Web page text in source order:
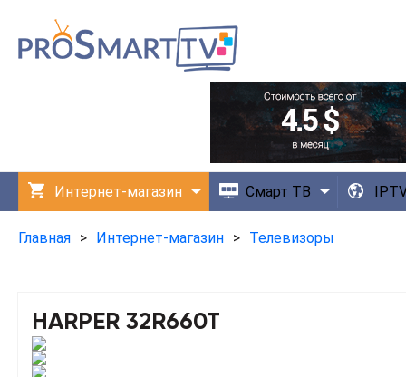
Интернет-магазин Смарт ТВ
Технологии Приложения
Главная > Интернет-магазин > Телевизоры
HARPER 32R660T